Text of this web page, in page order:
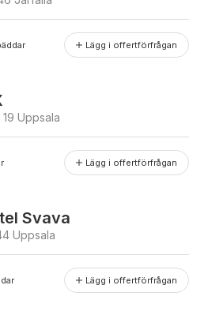
Lägg i offertförfrågan
Uppsala
Lägg i offertförfrågan
Svava
Uppsala
Lägg i offertförfrågan